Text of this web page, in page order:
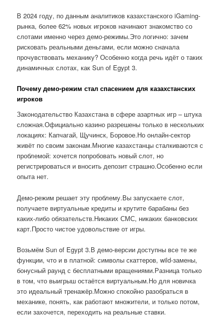
В 2024 году, по данным аналитиков казахстанского iGaming-
рынка, более 62% новых игроков начинают знакомство со
слотами именно через демо-режимы.Это логично: зачем
рисковать реальными деньгами, если можно сначала
прочувствовать механику? Особенно когда речь идёт о таких
динамичных слотах, как Sun of Egypt 3.
Почему демо-режим стал спасением для казахстанских
игроков
Законодательство Казахстана в сфере азартных игр – штука
сложная.Официально казино разрешены только в нескольких
локациях: Капчагай, Щучинск, Боровое.Но онлайн-сектор
живёт по своим законам.Многие казахстанцы сталкиваются с
проблемой: хочется попробовать новый слот, но
регистрироваться и вносить депозит страшно.Особенно если
опыта нет.
Демо-режим решает эту проблему.Вы запускаете слот,
получаете виртуальные кредиты и крутите барабаны без
каких-либо обязательств.Никаких СМС, никаких банковских
карт.Просто чистое удовольствие от игры.
Возьмём Sun of Egypt 3.В демо-версии доступны все те же
функции, что и в платной: символы скаттеров, wild-замены,
бонусный раунд с бесплатными вращениями.Разница только
в том, что выигрыш остаётся виртуальным.Но для новичка
это идеальный тренажёр.Можно спокойно разобраться в
механике, понять, как работают множители, и только потом,
если захочется, переходить на реальные ставки.